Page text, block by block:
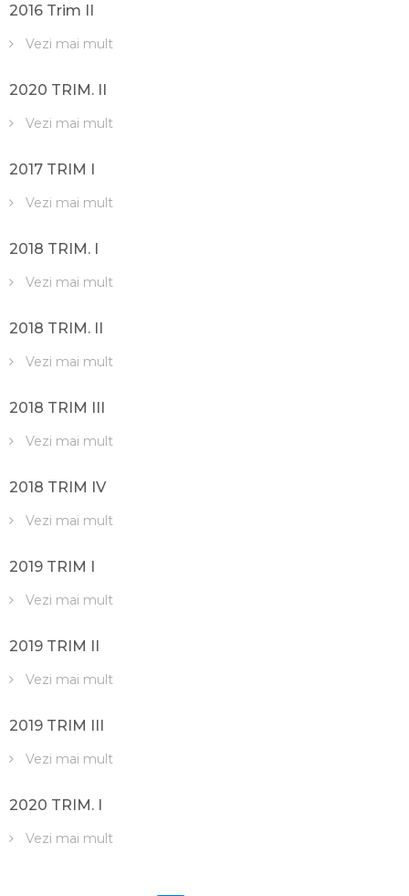
2016 Trim II
Vezi mai mult
2020 TRIM. II
Vezi mai mult
2017 TRIM I
Vezi mai mult
2018 TRIM. I
Vezi mai mult
2018 TRIM. II
Vezi mai mult
2018 TRIM III
Vezi mai mult
2018 TRIM IV
Vezi mai mult
2019 TRIM I
Vezi mai mult
2019 TRIM II
Vezi mai mult
2019 TRIM III
Vezi mai mult
2020 TRIM. I
Vezi mai mult